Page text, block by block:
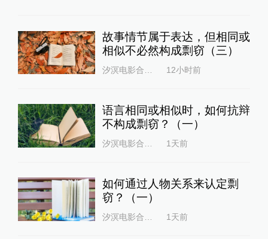
故事情节属于表达，但相同或
相似不必然构成剽窃（三）
汐溟电影合同律师66 12小时前
语言相同或相似时，如何抗辩
不构成剽窃？（一）
1天前
如何通过人物关系来认定剽
窃？（一）
1天前